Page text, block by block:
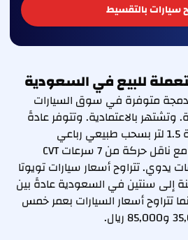
سيارات بالتقسيط
للبيع في السعودية
متوفرة في سوق السيارات
بالاعتمادية. وتتوفر عادةً
بخيارات محرك تشمل سعة 1.5 لتر بسحب طبيعي رباعي
الأسطوانات (107 حصان)، مع ناقل حركة من 7 سرعات CVT
أو من 6 سرعات يدوي. تتراوح أسعار سيارات تويوتا
إلى سنتين في السعودية عادةً بين
ريال، بينما تتراوح أسعار السيارات بعمر خمس